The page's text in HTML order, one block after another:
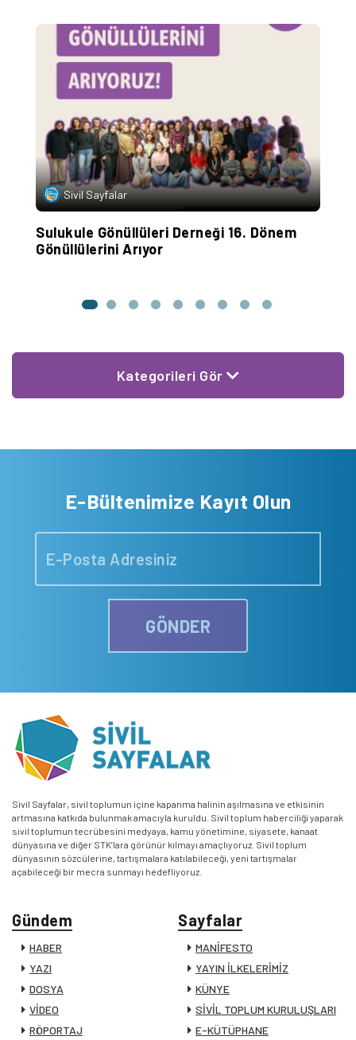
Sivil Sayfalar
Sulukule Gönüllüleri Derneği 16. Dönem
Gönüllülerini Arıyor
Kategorileri Gör
E-Bültenimize Kayıt Olun
GÖNDER
Sivil Sayfalar, sivil toplumun içine kapanma halinin aşılmasına ve etkisinin
artmasına katkıda bulunmak amacıyla kuruldu. Sivil toplum haberciliği yaparak
sivil toplumun tecrübesini medyaya, kamu yönetimine, siyasete, kanaat
dünyasına ve diğer STK’lara görünür kılmayı amaçlıyoruz. Sivil toplum
dünyasının sözcülerine, tartışmalara katılabileceği, yeni tartışmalar
açabileceği bir mecra sunmayı hedefliyoruz.
Gündem
HABER
YAZI
DOSYA
VİDEO
RÖPORTAJ
Sayfalar
MANİFESTO
YAYIN İLKELERİMİZ
KÜNYE
SİVİL TOPLUM KURULUŞLARI
E-KÜTÜPHANE